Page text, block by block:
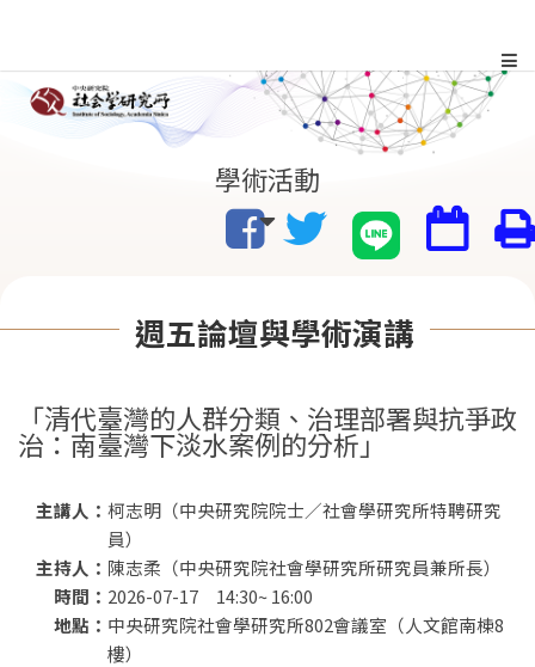
到
學術活動
週五論壇與學術演講
「清代臺灣的人群分類、治理部署與抗爭政
治：南臺灣下淡水案例的分析」
主講人： 柯志明（中央研究院院士／社會學研究所特聘研究
員）
主持人： 陳志柔（中央研究院社會學研究所研究員兼所長）
時間： 2026-07-17 14:30~ 16:00
地點： 中央研究院社會學研究所802會議室（人文館南棟8
樓）